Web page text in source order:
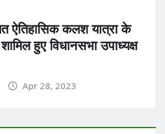
ऐतिहासिक कलश यात्रा के
हुए विधानसभा उपाध्यक्ष
Apr 28, 2023